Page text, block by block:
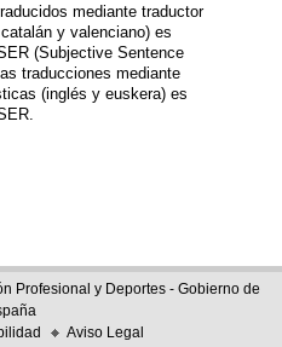
mediante traductor
y valenciano) es
(Subjective Sentence
traducciones mediante
(inglés y euskera) es
Profesional y Deportes - Gobierno de
Aviso Legal